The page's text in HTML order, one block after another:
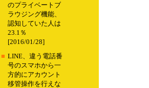
のプライベートブ
ラウジング機能、
認知していた人は
23.1％
[2016/01/28]
■ LINE、違う電話番
号のスマホから一
方的にアカウント
移管操作を行えな